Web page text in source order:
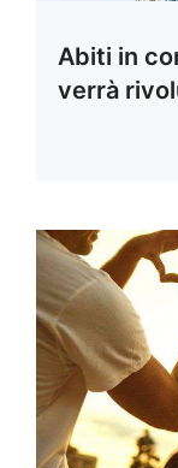
Abiti in
verrà